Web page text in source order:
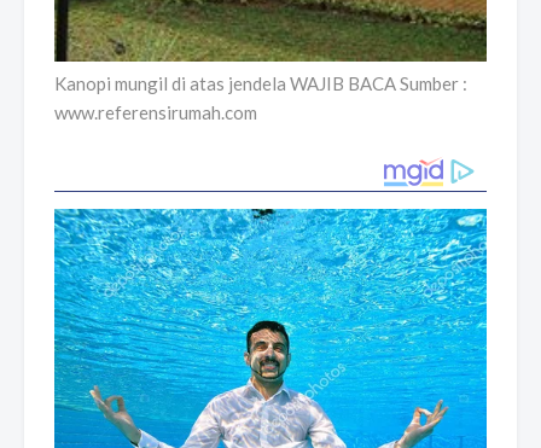
Kanopi mungil di atas jendela WAJIB BACA Sumber :
www.referensirumah.com